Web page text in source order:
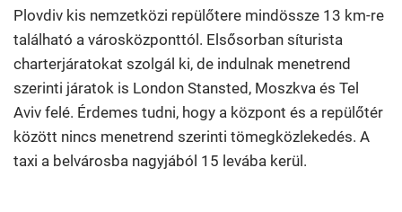
Plovdiv kis nemzetközi repülőtere mindössze 13 km-re
található a városközponttól. Elsősorban síturista
charterjáratokat szolgál ki, de indulnak menetrend
szerinti járatok is London Stansted, Moszkva és Tel
Aviv felé. Érdemes tudni, hogy a központ és a repülőtér
között nincs menetrend szerinti tömegközlekedés. A
taxi a belvárosba nagyjából 15 levába kerül.